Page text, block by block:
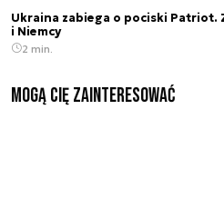
Ukraina zabiega o pociski Patriot.
i Niemcy
2 min.
Mogą Cię zainteresować